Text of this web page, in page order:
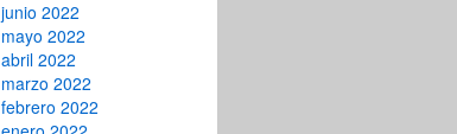
junio 2022
mayo 2022
abril 2022
marzo 2022
febrero 2022